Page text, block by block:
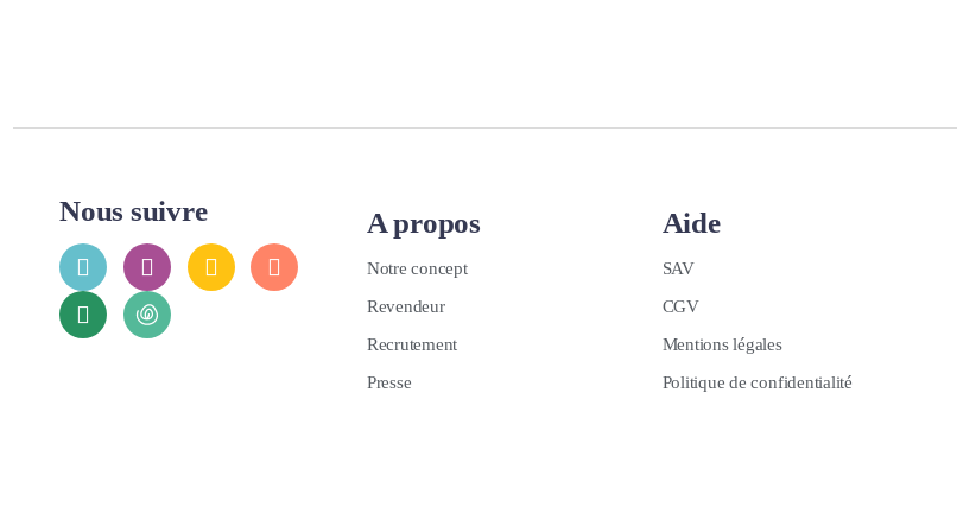
Nous suivre A propos
Notre concept
Revendeur
Recrutement
Presse
Aide
SAV
CGV
Mentions légales
Politique de confidentialité